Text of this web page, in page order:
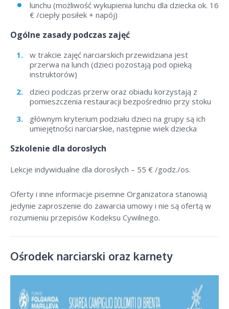
lunchu (możliwość wykupienia lunchu dla dziecka ok. 16
€ /ciepły posiłek + napój)
Ogólne zasady podczas zajęć
w trakcie zajęć narciarskich przewidziana jest
przerwa na lunch (dzieci pozostają pod opieką
instruktorów)
dzieci podczas przerw oraz obiadu korzystają z
pomieszczenia restauracji bezpośrednio przy stoku
głównym kryterium podziału dzieci na grupy są ich
umiejętności narciarskie, następnie wiek dziecka
Szkolenie dla dorosłych
Lekcje indywidualne dla dorosłych – 55 € /godz./os.
Oferty i inne informacje pisemne Organizatora stanowią
jedynie zaproszenie do zawarcia umowy i nie są ofertą w
rozumieniu przepisów Kodeksu Cywilnego.
Ośrodek narciarski oraz karnety